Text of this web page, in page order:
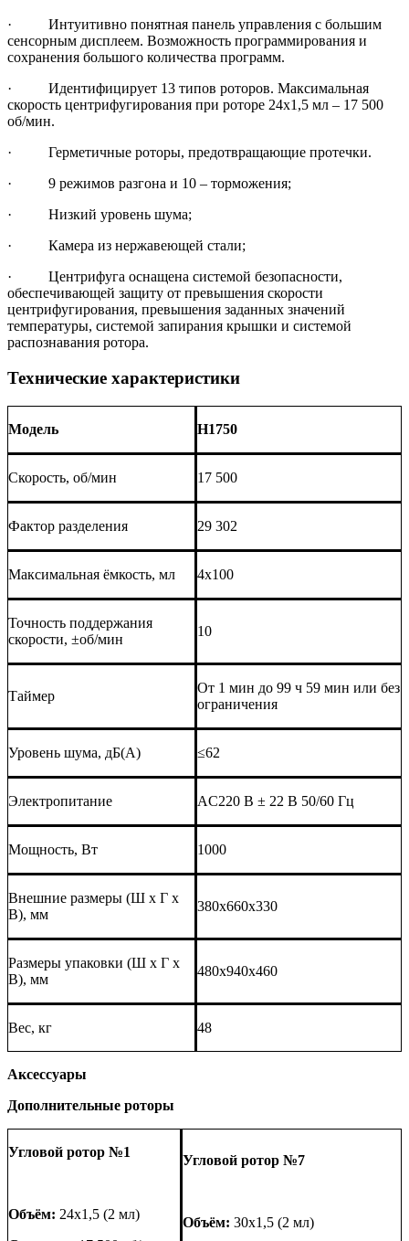
· Интуитивно понятная панель управления с большим
сенсорным дисплеем. Возможность программирования и
сохранения большого количества программ.
· Идентифицирует 13 типов роторов. Максимальная
скорость центрифугирования при роторе 24х1,5 мл – 17 500
об/мин.
· Герметичные роторы, предотвращающие протечки.
· 9 режимов разгона и 10 – торможения;
· Низкий уровень шума;
· Камера из нержавеющей стали;
· Центрифуга оснащена системой безопасности,
обеспечивающей защиту от превышения скорости
центрифугирования, превышения заданных значений
температуры, системой запирания крышки и системой
распознавания ротора.
Технические характеристики
Модель H1750
Скорость, об/мин 17 500
Фактор разделения 29 302
Максимальная ёмкость, мл 4x100
Точность поддержания
скорости, ±об/мин
10
Таймер
От 1 мин до 99 ч 59 мин или без
ограничения
Уровень шума, дБ(А) ≤62
Электропитание AC220 В ± 22 В 50/60 Гц
Мощность, Вт 1000
Внешние размеры (Ш х Г х
В), мм
380x660x330
Размеры упаковки (Ш х Г х
В), мм
480x940x460
Вес, кг 48
Аксессуары
Дополнительные роторы
Угловой ротор №1
Объём: 24x1,5 (2 мл)
Угловой ротор №7
Объём: 30x1,5 (2 мл)